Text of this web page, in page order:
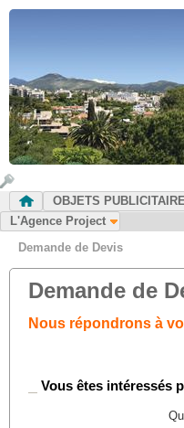
OBJETS
L'Agence Project
Demande de Devis
Demande de
Nous répondrons à
Vous êtes intéressés